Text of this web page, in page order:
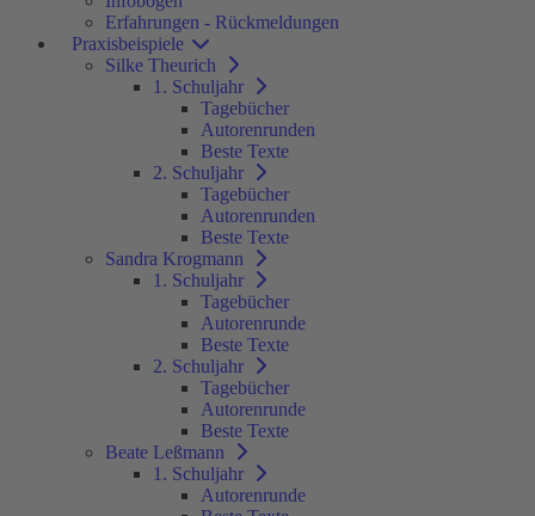
Erfahrungen - Rückmeldungen
Praxisbeispiele
Silke Theurich
1. Schuljahr
Tagebücher
Autorenrunden
Beste Texte
2. Schuljahr
Tagebücher
Autorenrunden
Beste Texte
Sandra Krogmann
1. Schuljahr
Tagebücher
Autorenrunde
Beste Texte
2. Schuljahr
Tagebücher
Autorenrunde
Beste Texte
Beate Leßmann
1. Schuljahr
Autorenrunde